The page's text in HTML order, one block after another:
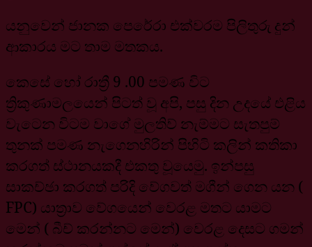
යනුවෙන් ජානක පෙරේරා එක්වරම පිලිතුරු දුන්
ආකාරය මට තාම මතකය.
කෙසේ හෝ රාත්‍රී 9 .00 පමණ විට
ත්‍රිකුණාමලයෙන් පිටත් වූ අපි, පසු දින උදයේ එළිය
වැටෙන විටම වාගේ මුලතිව් නැම්මට සැතපුම්
තුනක් පමණ නැගෙනහිරින් පිහිටි කලින් කතිකා
කරගත් ස්ථානයකදී එකතු වූයෙමු. ඉන්පසු
සාකච්ඡා කරගත් පරිදි වේගවත් මගීන් ගෙන යන (
FPC) යාත්‍රාව වේගයෙන් වෙරළ මතට යාමට
මෙන් ( බීච් කරන්නට මෙන්) වෙරළ දෙසට ගමන්